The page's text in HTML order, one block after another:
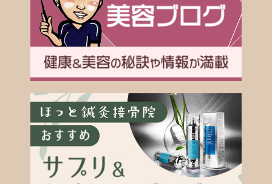
イトオテルミー
猫背矯正コース
美容鍼
ハイボルテージ療法
腰痛・ぎっくり腰
野球肩
肩こり・首こり
テニス肘
ストレートネック
四十肩・五十肩
ゴルフ肘
股関節痛
腱鞘炎
坐骨神経痛